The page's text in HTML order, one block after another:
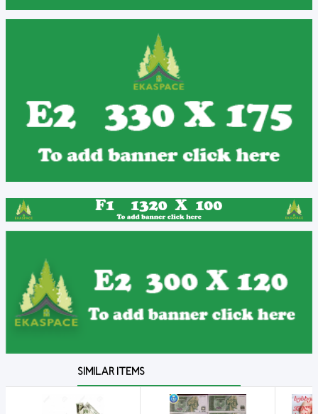
SIMILAR ITEMS